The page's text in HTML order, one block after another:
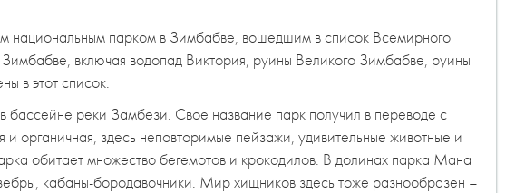
парком в Зимбабве, вошедшим в список Всемирного
включая водопад Виктория, руины Великого Зимбабве, руины
в этот список.
реки Замбези. Свое название парк получил в переводе с
органичная, здесь неповторимые пейзажи, удивительные животные и
обитает множество бегемотов и крокодилов. В долинах парка Мана
кабаны-бородавочники. Мир хищников здесь тоже разнообразен –